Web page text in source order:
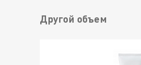
Другой объем